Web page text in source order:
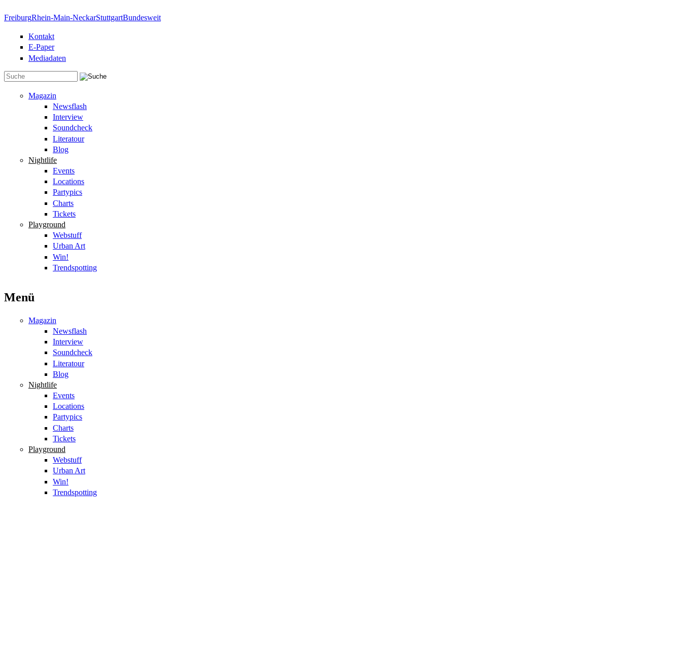
FreiburgRhein-Main-NeckarStuttgartBundesweit
Kontakt
E-Paper
Mediadaten
Magazin
Newsflash
Interview
Soundcheck
Literatour
Blog
Nightlife
Events
Locations
Partypics
Charts
Tickets
Playground
Webstuff
Urban Art
Win!
Trendspotting
Menü
Magazin
Newsflash
Interview
Soundcheck
Literatour
Blog
Nightlife
Events
Locations
Partypics
Charts
Tickets
Playground
Webstuff
Urban Art
Win!
Trendspotting